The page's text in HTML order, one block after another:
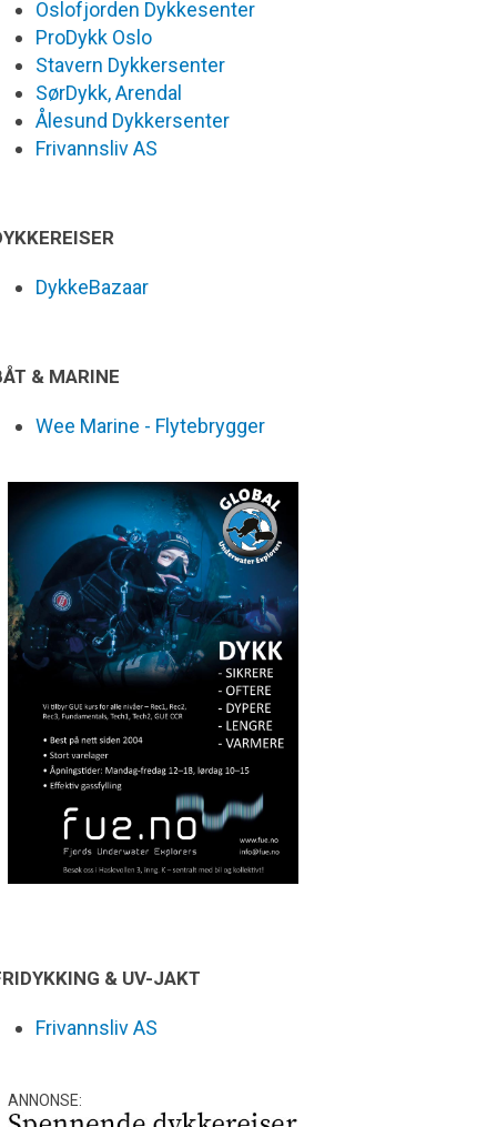
Oslofjorden Dykkesenter
ProDykk Oslo
Stavern Dykkersenter
SørDykk, Arendal
Ålesund Dykkersenter
Frivannsliv AS
DykkeBazaar
& MARINE
Wee Marine - Flytebrygger
& UV-JAKT
Frivannsliv AS
ANNONSE: